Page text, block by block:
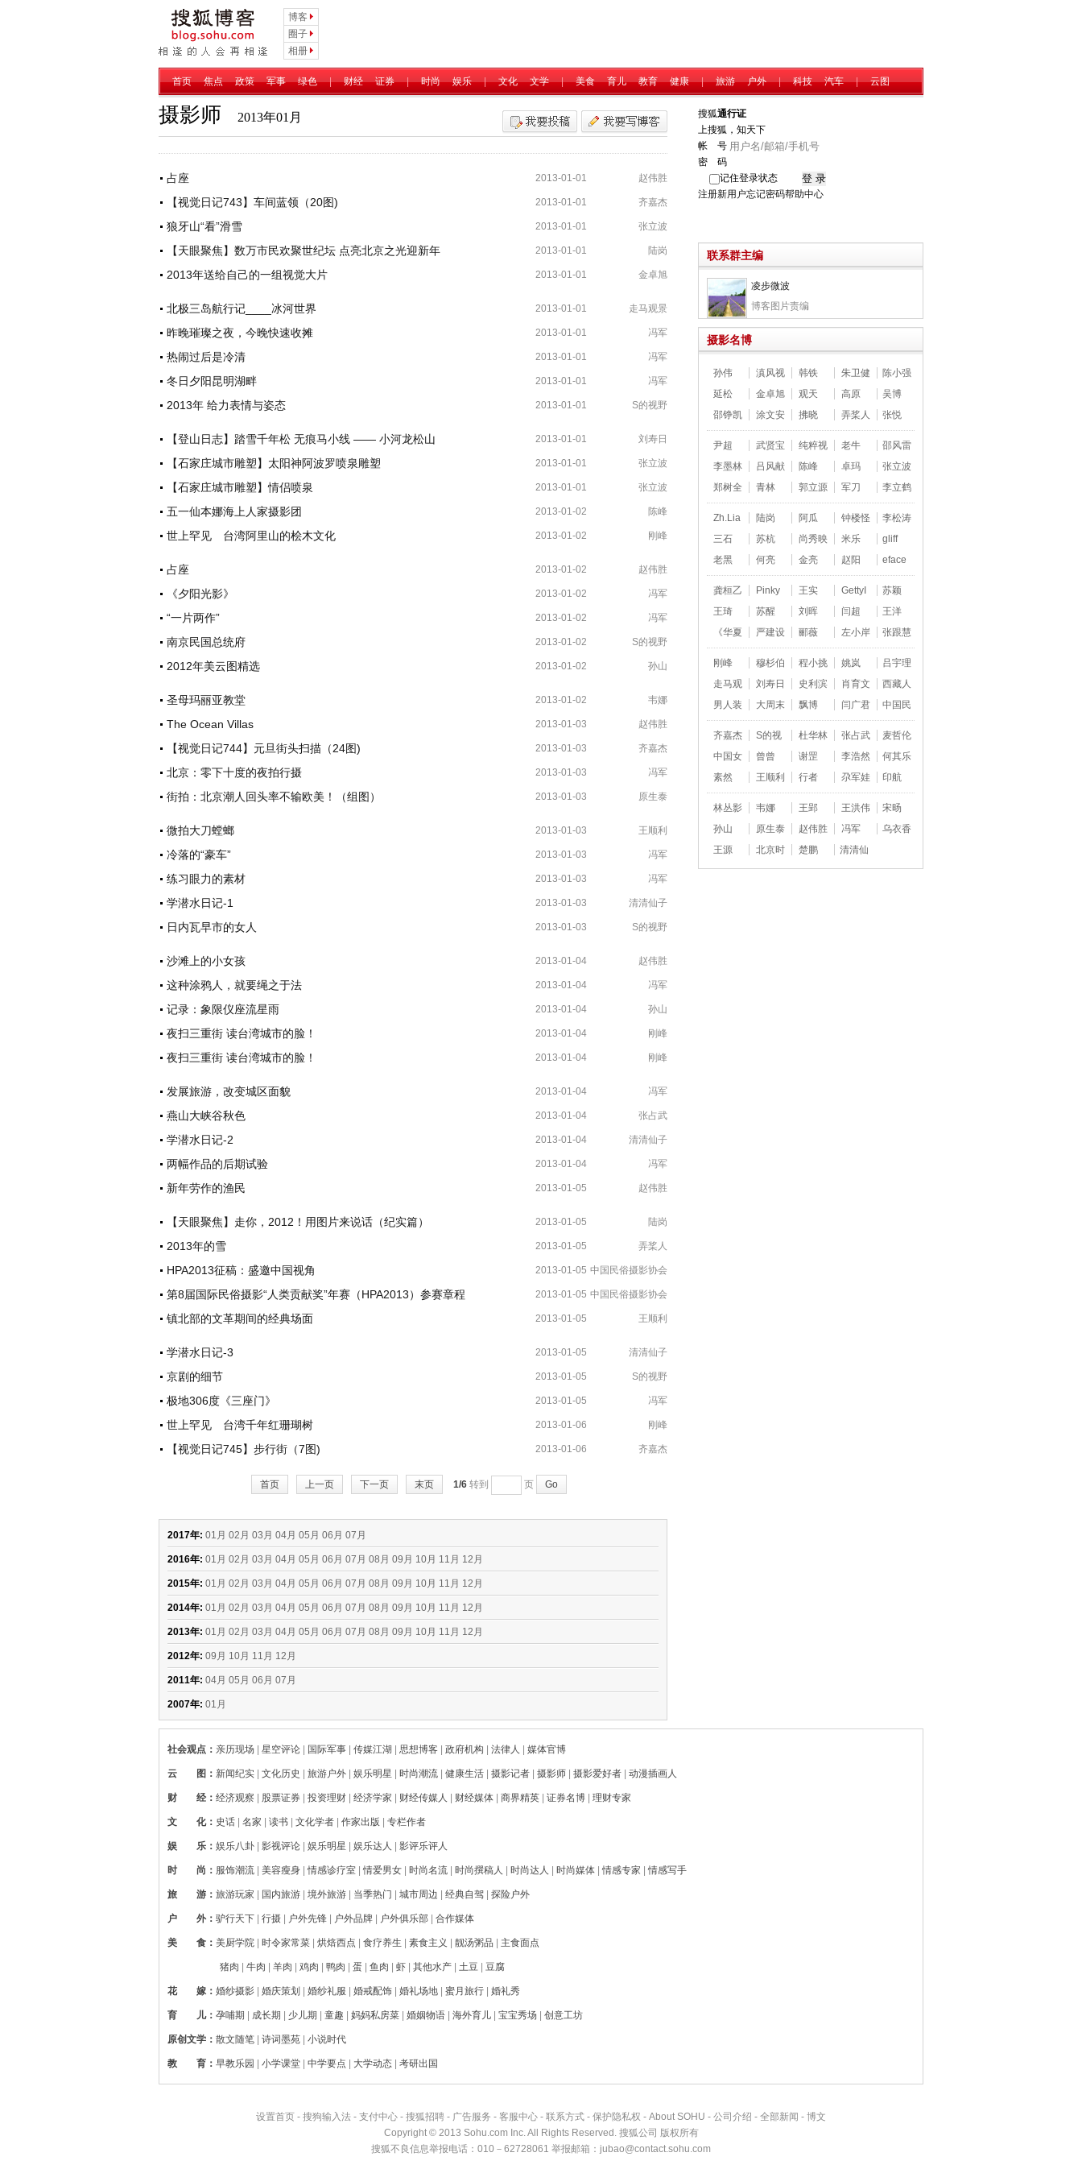
博客
圈子
相册
首页 焦点 政策 军事 绿色 | 财经 证券 | 时尚 娱乐 | 文化 文学 | 美食 育儿 教育 健康 | 旅游 户外 | 科技 汽车 | 云图
摄影师 2013年01月
赵伟胜
2013-01-01
占座
齐嘉杰
2013-01-01
【视觉日记743】车间蓝领（20图)
张立波
2013-01-01
狼牙山“看”滑雪
陆岗
2013-01-01
【天眼聚焦】数万市民欢聚世纪坛 点亮北京之光迎新年
金卓旭
2013-01-01
2013年送给自己的一组视觉大片
走马观景
2013-01-01
北极三岛航行记____冰河世界
冯军
2013-01-01
昨晚璀璨之夜，今晚快速收摊
冯军
2013-01-01
热闹过后是冷清
冯军
2013-01-01
冬日夕阳昆明湖畔
S的视野
2013-01-01
2013年 给力表情与姿态
刘寿日
2013-01-01
【登山日志】踏雪千年松 无痕马小线 —— 小河龙松山
张立波
2013-01-01
【石家庄城市雕塑】太阳神阿波罗喷泉雕塑
张立波
2013-01-01
【石家庄城市雕塑】情侣喷泉
陈峰
2013-01-02
五一仙本娜海上人家摄影团
刚峰
2013-01-02
世上罕见 台湾阿里山的桧木文化
赵伟胜
2013-01-02
占座
冯军
2013-01-02
《夕阳光影》
冯军
2013-01-02
“一片两作”
S的视野
2013-01-02
南京民国总统府
孙山
2013-01-02
2012年美云图精选
韦娜
2013-01-02
圣母玛丽亚教堂
赵伟胜
2013-01-03
The Ocean Villas
齐嘉杰
2013-01-03
【视觉日记744】元旦街头扫描（24图)
冯军
2013-01-03
北京：零下十度的夜拍行摄
原生泰
2013-01-03
街拍：北京潮人回头率不输欧美！（组图）
王顺利
2013-01-03
微拍大刀螳螂
冯军
2013-01-03
冷落的“豪车”
冯军
2013-01-03
练习眼力的素材
清清仙子
2013-01-03
学潜水日记-1
S的视野
2013-01-03
日内瓦早市的女人
赵伟胜
2013-01-04
沙滩上的小女孩
冯军
2013-01-04
这种涂鸦人，就要绳之于法
孙山
2013-01-04
记录：象限仪座流星雨
刚峰
2013-01-04
夜扫三重街 读台湾城市的脸！
刚峰
2013-01-04
夜扫三重街 读台湾城市的脸！
冯军
2013-01-04
发展旅游，改变城区面貌
张占武
2013-01-04
燕山大峡谷秋色
清清仙子
2013-01-04
学潜水日记-2
冯军
2013-01-04
两幅作品的后期试验
赵伟胜
2013-01-05
新年劳作的渔民
陆岗
2013-01-05
【天眼聚焦】走你，2012！用图片来说话（纪实篇）
弄桨人
2013-01-05
2013年的雪
中国民俗摄影协会
2013-01-05
HPA2013征稿：盛邀中国视角
中国民俗摄影协会
2013-01-05
第8届国际民俗摄影“人类贡献奖”年赛（HPA2013）参赛章程
王顺利
2013-01-05
镇北部的文革期间的经典场面
清清仙子
2013-01-05
学潜水日记-3
S的视野
2013-01-05
京剧的细节
冯军
2013-01-05
极地306度《三座门》
刚峰
2013-01-06
世上罕见 台湾千年红珊瑚树
齐嘉杰
2013-01-06
【视觉日记745】步行街（7图)
首页 上一页 下一页 末页 1/6 转到 页 Go
2017年: 01月 02月 03月 04月 05月 06月 07月
2016年: 01月 02月 03月 04月 05月 06月 07月 08月 09月 10月 11月 12月
2015年: 01月 02月 03月 04月 05月 06月 07月 08月 09月 10月 11月 12月
2014年: 01月 02月 03月 04月 05月 06月 07月 08月 09月 10月 11月 12月
2013年: 01月 02月 03月 04月 05月 06月 07月 08月 09月 10月 11月 12月
2012年: 09月 10月 11月 12月
2011年: 04月 05月 06月 07月
2007年: 01月
搜狐通行证
上搜狐，知天下
帐 号
密 码
记住登录状态
注册新用户忘记密码帮助中心
联系群主编
凌步微波
博客图片责编
摄影名博
孙伟 滇风视 韩铁 朱卫健
陈小强
延松
金卓旭 观天 高原
吴博
邵铮凯
涂文安 拂晓 弄桨人 张悦
尹超 武贤宝 纯粹视 老牛
邵风雷
李墨林
吕风献 陈峰 卓玛
张立波
郑树全
青林 郭立源 军刀 李立鹤
Zh.Lia 陆岗 阿瓜 钟楼怪
李松涛
三石
苏杭 尚秀映 米乐
gliff
老黑
何亮 金亮 赵阳 eface
龚桓乙 Pinky 王实 GettyI
苏颖
王琦
苏醒 刘晖 闫超
王洋
《华夏
严建设 郦薇 左小岸 张跟慧
刚峰 穆杉伯 程小挑 姚岚
吕宇理
走马观
刘寿日 史利滨 肖育文
西藏人
男人装
大周末 飘博 闫广君 中国民
齐嘉杰 S的视 杜华林 张占武
麦哲伦
中国女
曾曾 谢罡 李浩然
何其乐
素然
王顺利 行者 尕军娃 印航
林丛影 韦娜 王郢 王洪伟
宋旸
孙山
原生泰 赵伟胜 冯军
乌衣香
王源
北京时 楚鹏 清清仙
社会观点 ： 亲历现场 | 星空评论 | 国际军事 | 传媒江湖 | 思想博客 | 政府机构 | 法律人 | 媒体官博
云 图 ： 新闻纪实 | 文化历史 | 旅游户外 | 娱乐明星 | 时尚潮流 | 健康生活 | 摄影记者 | 摄影师 | 摄影爱好者 | 动漫插画人
财 经 ： 经济观察 | 股票证券 | 投资理财 | 经济学家 | 财经传媒人 | 财经媒体 | 商界精英 | 证券名博 | 理财专家
文 化： 史话 | 名家 | 读书 | 文化学者 | 作家出版 | 专栏作者
娱 乐 ： 娱乐八卦 | 影视评论 | 娱乐明星 | 娱乐达人 | 影评乐评人
时 尚 ： 服饰潮流 | 美容瘦身 |情感诊疗室 |情爱男女 | 时尚名流 | 时尚撰稿人 | 时尚达人 | 时尚媒体 |情感专家 |情感写手
旅 游 ： 旅游玩家 | 国内旅游 | 境外旅游 | 当季热门 | 城市周边 | 经典自驾 | 探险户外
户 外： 驴行天下 | 行摄 | 户外先锋 | 户外品牌 | 户外俱乐部 | 合作媒体
美 食 ： 美厨学院 | 时令家常菜 | 烘焙西点 | 食疗养生 | 素食主义 | 靓汤粥品 | 主食面点
猪肉 | 牛肉 | 羊肉 | 鸡肉 | 鸭肉 | 蛋 | 鱼肉 | 虾 | 其他水产 | 土豆 | 豆腐
花 嫁 ： 婚纱摄影 | 婚庆策划 | 婚纱礼服 | 婚戒配饰 | 婚礼场地 | 蜜月旅行 | 婚礼秀
育 儿： 孕哺期 | 成长期 | 少儿期 | 童趣 | 妈妈私房菜 | 婚姻物语 | 海外育儿 | 宝宝秀场 | 创意工坊
原创文学 ： 散文随笔 | 诗词墨苑 | 小说时代
教 育 ： 早教乐园 | 小学课堂 | 中学要点 | 大学动态 | 考研出国
设置首页 - 搜狗输入法 - 支付中心 - 搜狐招聘 - 广告服务 - 客服中心 - 联系方式 - 保护隐私权 - About SOHU - 公司介绍 - 全部新闻 - 博文
Copyright ©2013 Sohu.com Inc. All Rights Reserved. 搜狐公司 版权所有
搜狐不良信息举报电话：010－62728061 举报邮箱： jubao@contact.sohu.com